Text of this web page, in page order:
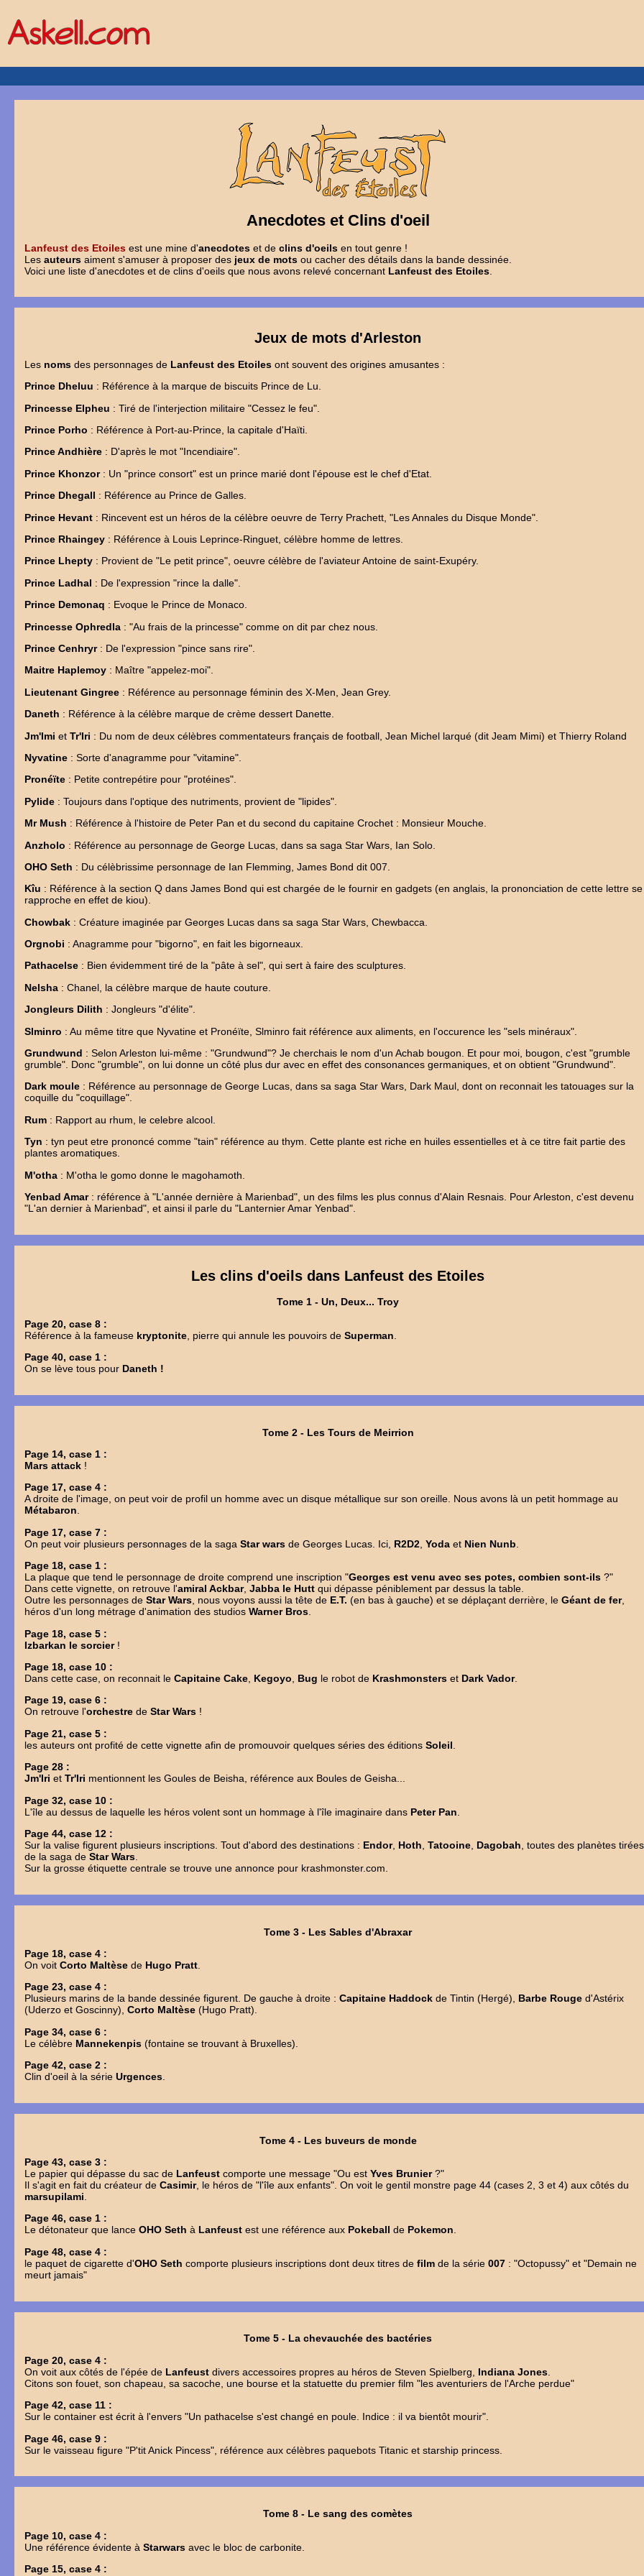
Anecdotes et Clins d'oeil
Lanfeust des Etoiles est une mine d'anecdotes et declins d'oeils en tout genre !
Lesauteurs aiment s'amuser à proposer des jeux de mots ou cacher des détails dans la bande dessinée.
Voici une liste d'anecdotes et de clins d'oeils que nous avons relevé concernant Lanfeust des Etoiles
Jeux de mots d'Arleston
Les noms des personnages de Lanfeust des Etoiles ont souvent des origines amusantes :
Prince Dheluu : Référence à la marque de biscuits Prince de Lu.
Princesse Elpheu : Tiré de l'interjection militaire "Cessez le feu".
Prince Porho : Référence à Port-au-Prince, la capitale d'Haïti.
Prince Andhière : D'après le mot "Incendiaire".
Prince Khonzor: Un "prince consort" est un prince marié dont l'épouse est le chef d'Etat.
Prince Dhegall : Référence au Prince de Galles.
Prince Hevant : Rincevent est un héros de la célèbre oeuvre de Terry Prachett, "Les Annales du Disque Monde".
Prince Rhaingey : Référence à Louis Leprince-Ringuet, célèbre homme de lettres.
Prince Lhepty : Provient de "Le petit prince", oeuvre célèbre de l'aviateur Antoine de saint-Exupéry.
Prince Ladhal : De l'expression "rince la dalle".
Prince Demonaq : Evoque le Prince de Monaco.
Princesse Ophredla : "Au frais de la princesse" comme on dit par chez nous.
Prince Cenhryr: De l'expression "pince sans rire".
Maitre Haplemoy : Maître "appelez-moi".
Lieutenant Gingree : Référence au personnage féminin des X-Men, Jean Grey.
Daneth : Référence à la célèbre marque de crème dessert Danette.
Jm'Imi etTr'Iri : Du nom de deux célèbres commentateurs français de football, Jean Michel larqué (dit Jeam Mimi) et Thierry Roland
Nyvatine : Sorte d'anagramme pour "vitamine".
Pronéïte : Petite contrepétire pour "protéines".
Pylide : Toujours dans l'optique des nutriments, provient de "lipides".
Mr Mush : Référence à l'histoire de Peter Pan et du second du capitaine Crochet : Monsieur Mouche.
Anzholo : Référence au personnage de George Lucas, dans sa saga Star Wars, Ian Solo.
OHO Seth : Du célèbrissime personnage de Ian Flemming, James Bond dit 007.
Kîu : Référence à la section Q dans James Bond qui est chargée de le fournir en gadgets (en anglais, la prononciation de cette lettre se
rapproche en effet de kiou).
Chowbak : Créature imaginée par Georges Lucas dans sa saga Star Wars, Chewbacca.
Orgnobi : Anagramme pour "bigorno", en fait les bigorneaux.
Pathacelse : Bien évidemment tiré de la "pâte à sel", qui sert à faire des sculptures.
Nelsha : Chanel, la célèbre marque de haute couture.
Jongleurs Dilith : Jongleurs "d'élite".
Slminro : Au même titre que Nyvatine et Pronéïte, Slminro fait référence aux aliments, en l'occurence les "sels minéraux".
Grundwund : Selon Arleston lui-même : "Grundwund"? Je cherchais le nom d'un Achab bougon. Et pour moi, bougon, c'est "grumble
grumble". Donc "grumble", on lui donne un côté plus dur avec en effet des consonances germaniques, et on obtient "Grundwund".
Dark moule : Référence au personnage de George Lucas, dans sa saga Star Wars, Dark Maul, dont on reconnait les tatouages sur la
coquille du "coquillage".
Rum : Rapport au rhum, le celebre alcool.
Tyn : tyn peut etre prononcé comme "tain" référence au thym. Cette plante est riche en huiles essentielles et à ce titre fait partie des
plantes aromatiques.
M'otha : M'otha le gomo donne le magohamoth.
Yenbad Amar: référence à "L'année dernière à Marienbad", un des films les plus connus d'Alain Resnais. Pour Arleston, c'est devenu
"L'an dernier à Marienbad", et ainsi il parle du "Lanternier Amar Yenbad".
Les clins d'oeils dans Lanfeust des Etoiles
Tome 1 - Un, Deux... Troy
Page 20, case 8 :
Référence à la fameuse kryptonite , pierre qui annule les pouvoirs deSuperman
Page 40, case 1 :
On se lève tous pour Daneth !
Tome 2 - Les Tours de Meirrion
Page 14, case 1 :
Mars attack !
Page 17, case 4 :
A droite de l'image, on peut voir de profil un homme avec un disque métallique sur son oreille. Nous avons là un petit hommage au
Métabaron.
Page 17, case 7 :
On peut voir plusieurs personnages de la sagaStar wars de Georges Lucas. Ici, R2D2 ,Yoda et Nien Nunb
Page 18, case 1 :
La plaque que tend le personnage de droite comprend une inscription "Georges est venu avec ses potes, combien sont-ils ?"
Dans cette vignette, on retrouve l'amiral Ackbar,Jabba le Hutt qui dépasse péniblement par dessus la table.
Outre les personnages deStar Wars, nous voyons aussi la tête de E.T. (en bas à gauche) et se déplaçant derrière, leGéant de fer,
héros d'un long métrage d'animation des studiosWarner Bros.
Page 18, case 5 :
Izbarkan le sorcier!
Page 18, case 10 :
Dans cette case, on reconnait leCapitaine Cake Kegoyo Bug le robot de Krashmonsters et Dark Vador.
Page 19, case 6 :
On retrouve l'orchestre deStar Wars !
Page 21, case 5 :
les auteurs ont profité de cette vignette afin de promouvoir quelques séries des éditionsSoleil
Page 28 :
Jm'Iri etTr'Iri mentionnent les Goules de Beisha, référence aux Boules de Geisha...
Page 32, case 10 :
L'île au dessus de laquelle les héros volent sont un hommage à l'île imaginaire dans Peter Pan
Page 44, case 12 :
Sur la valise figurent plusieurs inscriptions. Tout d'abord des destinations : Endor, Hoth ,Tatooine Dagobah , toutes des planètes tirées
de la saga deStar Wars
Sur la grosse étiquette centrale se trouve une annonce pour krashmonster.com.
Tome 3 - Les Sables d'Abraxar
Page 18, case 4 :
On voitCorto Maltèse de Hugo Pratt
Page 23, case 4 :
Plusieurs marins de la bande dessinée figurent. De gauche à droite :Capitaine Haddock de Tintin (Hergé), Barbe Rouge d'Astérix
(Uderzo et Goscinny),Corto Maltèse (Hugo Pratt).
Page 34, case 6 :
Le célèbre Mannekenpis (fontaine se trouvant à Bruxelles).
Page 42, case 2 :
Clin d'oeil à la sérieUrgences
Tome 4 - Les buveurs de monde
Page 43, case 3 :
Le papier qui dépasse du sac de Lanfeust comporte une message "Ou estYves Brunier?"
Il s'agit en fait du créateur deCasimir, le héros de "l'île aux enfants". On voit le gentil monstre page 44 (cases 2, 3 et 4) aux côtés du
marsupilami
Page 46, case 1 :
Le détonateur que lanceOHO Seth à Lanfeust est une référence aux Pokeball de Pokemon.
Page 48, case 4 :
le paquet de cigarette d'OHO Seth comporte plusieurs inscriptions dont deux titres defilm de la série007 : "Octopussy" et "Demain ne
meurt jamais"
Tome 5 - La chevauchée des bactéries
Page 20, case 4 :
On voit aux côtés de l'épée de Lanfeust divers accessoires propres au héros de Steven Spielberg, Indiana Jones
Citons son fouet, son chapeau, sa sacoche, une bourse et la statuette du premier film "les aventuriers de l'Arche perdue"
Page 42, case 11 :
Sur le container est écrit à l'envers "Un pathacelse s'est changé en poule. Indice : il va bientôt mourir".
Page 46, case 9 :
Sur le vaisseau figure "P'tit Anick Pincess", référence aux célèbres paquebots Titanic et starship princess.
Tome 8 - Le sang des comètes
Page 10, case 4 :
Une référence évidente àStarwars avec le bloc de carbonite.
Page 15, case 4 :